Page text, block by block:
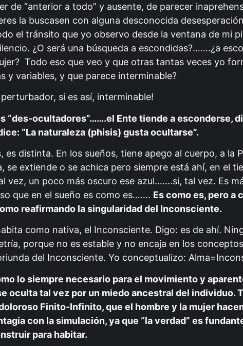
de “anterior a todo” y ausente, de parecer
la buscasen con alguna desconocida
el tránsito que yo observo desde la ventana de mi
¿O será una búsqueda a escondidas?…….¿a
Todo eso que veo y que otras tantas veces yo
y variables, y que parece interminable?
si es así, interminable!
“des-ocultadores”…….el Ente tiende a esconderse,
“La naturaleza (phisis) gusta ocultarse”.
distinta. En los sueños, tiene apego al cuerpo, a la
se extiende o se achica pero siempre está ahí, en el
vez, un poco más oscuro ese azul…….si, tal vez. Es
que en el sueño es como es……. Es como es, pero a
reafirmando la singularidad del Inconsciente.
como nativa, el Inconsciente. Digo: es de ahí.
porque no es estable y no encaja en los conceptos
del Inconsciente. Yo conceptualizo:
lo siempre necesario para el movimiento y
oculta tal vez por un miedo ancestral del individuo.
Finito-Infinito, que el hombre y la mujer
con la simulación, ya que “la verdad” es
para habitar.